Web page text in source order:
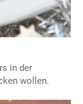
in der
wollen.